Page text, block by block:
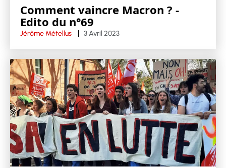
Comment vaincre Macron ? -
Edito du n°69
Jérôme Métellus 3 Avril 2023